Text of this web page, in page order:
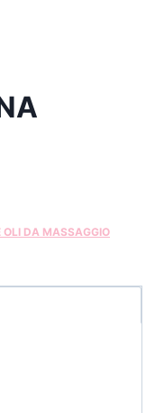
OLI DA MASSAGGIO